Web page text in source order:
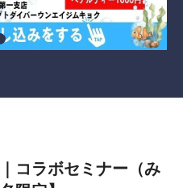
コラボセミナー（み